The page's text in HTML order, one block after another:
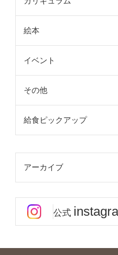
絵本
イベント
その他
給食ピックアップ
アーカイブ
公式